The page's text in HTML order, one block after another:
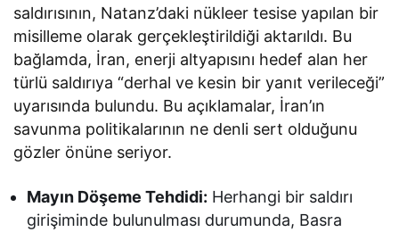
saldırısının, Natanz’daki nükleer tesise yapılan bir
misilleme olarak gerçekleştirildiği aktarıldı. Bu
bağlamda, İran, enerji altyapısını hedef alan her
türlü saldırıya “derhal ve kesin bir yanıt verileceği”
uyarısında bulundu. Bu açıklamalar, İran’ın
savunma politikalarının ne denli sert olduğunu
gözler önüne seriyor.
Mayın Döşeme Tehdidi: Herhangi bir saldırı
girişiminde bulunulması durumunda, Basra